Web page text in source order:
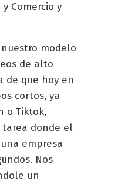
Comercio y
modelo
de alto
de que hoy en
cortos, ya
o Tiktok,
tarea donde el
empresa
Nos
un